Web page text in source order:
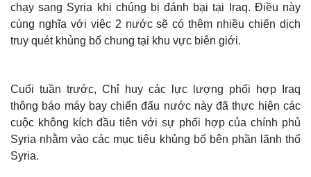
chạy sang Syria khi chúng bị đánh bại tại Iraq. Điều này
cùng nghĩa với việc 2 nước sẽ có thêm nhiều chiến dịch
truy quét khủng bố chung tại khu vực biên giới.
Cuối tuần trước, Chỉ huy các lực lượng phối hợp Iraq
thông báo máy bay chiến đấu nước này đã thực hiện các
cuộc không kích đầu tiên với sự phối hợp của chính phủ
Syria nhằm vào các mục tiêu khủng bố bên phần lãnh thổ
Syria.